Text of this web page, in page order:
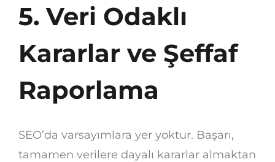
5. Veri Odaklı
Kararlar ve Şeffaf
Raporlama
SEO’da varsayımlara yer yoktur. Başarı,
tamamen verilere dayalı kararlar almaktan